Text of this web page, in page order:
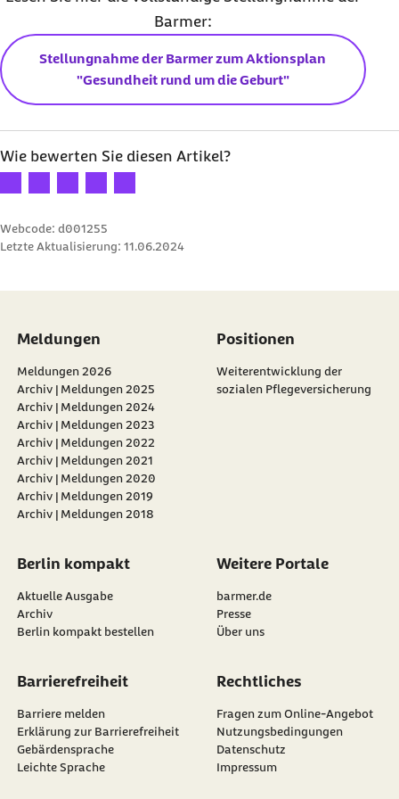
Barmer:
Stellungnahme der Barmer zum Aktionsplan
"Gesundheit rund um die Geburt"
Wie bewerten Sie diesen Artikel?
Ihre Bewertung: 1 Stern
Ihre Bewertung: 2 Sterne
Ihre Bewertung: 3 Sterne
Ihre Bewertung: 4 Sterne
Ihre Bewertung: 5 Sterne
Webcode: d001255
Letzte Aktualisierung: 11.06.2024
Meldungen
Meldungen 2026
Archiv | Meldungen 2025
Archiv | Meldungen 2024
Archiv | Meldungen 2023
Archiv | Meldungen 2022
Archiv | Meldungen 2021
Archiv | Meldungen 2020
Archiv | Meldungen 2019
Archiv | Meldungen 2018
Positionen
Weiterentwicklung der
sozialen Pflegeversicherung
Berlin kompakt
Aktuelle Ausgabe
Archiv
Berlin kompakt bestellen
Weitere Portale
barmer.de
Presse
Über uns
Barrierefreiheit
Barriere melden
Erklärung zur Barrierefreiheit
Gebärdensprache
Leichte Sprache
Rechtliches
Fragen zum Online-Angebot
Nutzungsbedingungen
Datenschutz
Impressum